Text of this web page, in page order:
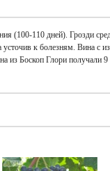
(100-110 дней). Грозди
к болезням. Вина с
из Боскоп Глори получали